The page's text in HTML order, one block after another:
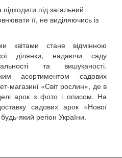
під загальний
її, не виділяючись із
квітами стане відмінною
ділянки, надаючи саду
та вишуканості.
асортиментом садових
магазині «Світ рослин», де в
арок з фото і описом. На
садових арок «Нової
який регіон України.